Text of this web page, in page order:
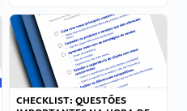
CHECKLIST: QUESTÕES